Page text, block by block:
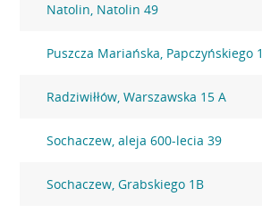
Natolin, Natolin 49
Puszcza Mariańska, Papczyńskiego 1
Radziwiłłów, Warszawska 15 A
Sochaczew, aleja 600-lecia 39
Sochaczew, Grabskiego 1B